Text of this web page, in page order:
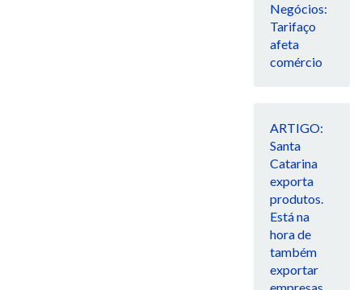
Negócios:
Tarifaço
afeta
comércio
ARTIGO:
Santa
Catarina
exporta
produtos.
Está na
hora de
também
exportar